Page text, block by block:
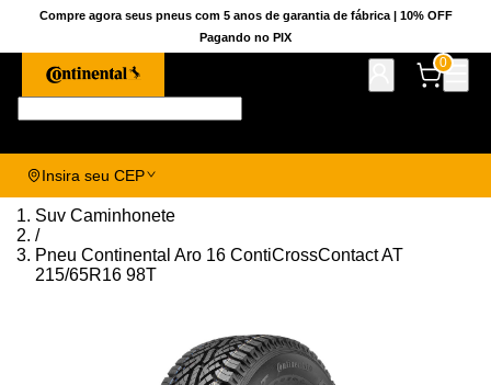
Compre agora seus pneus com 5 anos de garantia de fábrica | 10% OFF
Pagando no PIX
0
Insira seu CEP
Suv Caminhonete
/
Pneu Continental Aro 16 ContiCrossContact AT
215/65R16 98T